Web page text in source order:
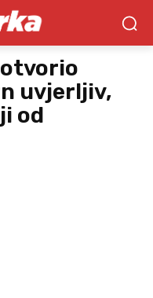
uvjerljiv,
od